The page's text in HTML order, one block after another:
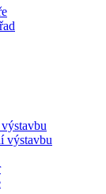
výstavbu